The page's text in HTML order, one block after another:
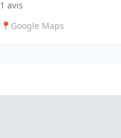
1 avis
📍 Google Maps